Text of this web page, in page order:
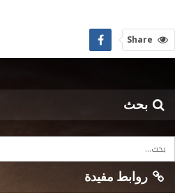
Share
بحث
روابط مفيدة